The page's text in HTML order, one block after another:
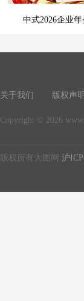
中式2026企业
关于我们 版权声明
Copyright © 2026
版权所有大图网 沪